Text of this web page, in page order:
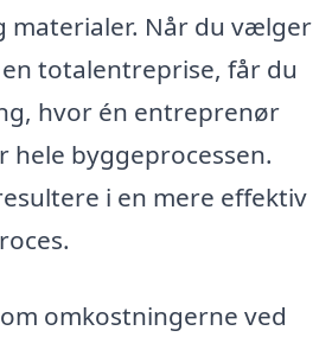
materialer. Når du vælger
totalentreprise, får du
hvor én entreprenør
hele byggeprocessen.
i en mere effektiv
omkostningerne ved